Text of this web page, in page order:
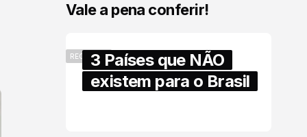
Vale a pena conferir!
RECENTES3 Países que NÃO
existem para o Brasil